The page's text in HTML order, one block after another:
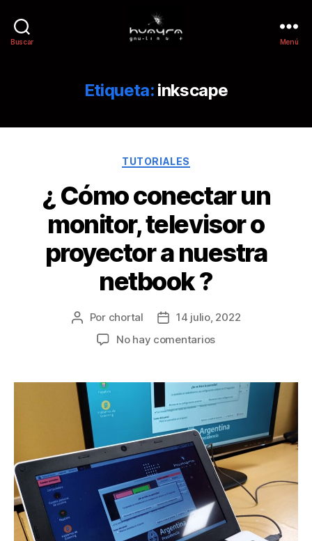
Buscar Menú
Etiqueta: inkscape
TUTORIALES
¿ Cómo conectar un
monitor, televisor o
proyector a nuestra
netbook ?
Por chortal
14 julio, 2022
No hay comentarios